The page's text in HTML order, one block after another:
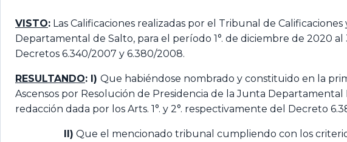
VISTO: Las Calificaciones realizadas por el Tribunal de
Departamental de Salto, para el período 1°. de diciembre de 2020
Decretos 6.340/2007 y 6.380/2008.
RESULTANDO: I) Que habiéndose nombrado y constituido en la
Ascensos por Resolución de Presidencia de la Junta Departamental
redacción dada por los Arts. 1°. y 2°. respectivamente del Decreto
II) Que el mencionado tribunal cumpliendo con los